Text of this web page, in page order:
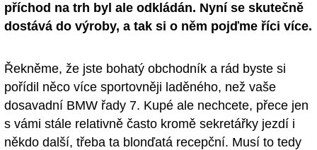
Sledujte nás!
příchod na trh byl ale odkládán. Nyní se skutečně
dostává do výroby, a tak si o něm pojďme říci více.
Řekněme, že jste bohatý obchodník a rád byste si
pořídil něco více sportovněji laděného, než vaše
dosavadní BMW řady 7. Kupé ale nechcete, přece jen
s vámi stále relativně často kromě sekretářky jezdí i
někdo další, třeba ta blonďatá recepční. Musí to tedy